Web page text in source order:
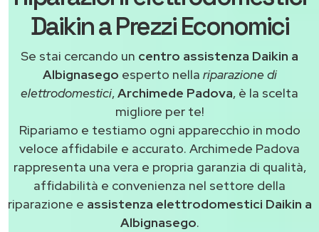
Daikin a Prezzi Economici
Se stai cercando un centro assistenza Daikin a
Albignasego esperto nella riparazione di
elettrodomestici,Archimede Padova, è la scelta
migliore per te!
Ripariamo e testiamo ogni apparecchio in modo
veloce affidabile e accurato. Archimede Padova
rappresenta una vera e propria garanzia di qualità,
affidabilità e convenienza nel settore della
riparazione e assistenza elettrodomestici Daikin a
Albignasego.